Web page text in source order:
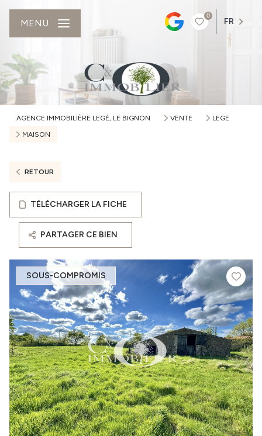
0
FR
MENU
AGENCE IMMOBILIÈRE LEGÉ, LE BIGNON VENTE
LEGE
MAISON
RETOUR
TÉLÉCHARGER LA FICHE
PARTAGER CE BIEN
SOUS-COMPROMIS